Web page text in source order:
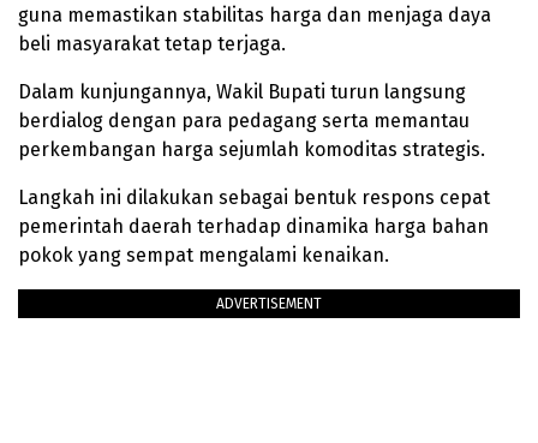
guna memastikan stabilitas harga dan menjaga daya
beli masyarakat tetap terjaga.
Dalam kunjungannya, Wakil Bupati turun langsung
berdialog dengan para pedagang serta memantau
perkembangan harga sejumlah komoditas strategis.
Langkah ini dilakukan sebagai bentuk respons cepat
pemerintah daerah terhadap dinamika harga bahan
pokok yang sempat mengalami kenaikan.
ADVERTISEMENT